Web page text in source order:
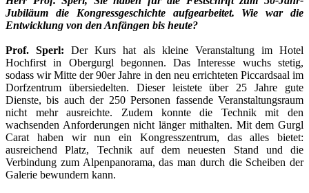
Jubiläum die Kongressgeschichte aufgearbeitet. Wie war die
Entwicklung von den Anfängen bis heute?
Prof. Sperl: Der Kurs hat als kleine Veranstaltung im Hotel
Hochfirst in Obergurgl begonnen. Das Interesse wuchs stetig,
sodass wir Mitte der 90er Jahre in den neu errichteten Piccardsaal im
Dorfzentrum übersiedelten. Dieser leistete über 25 Jahre gute
Dienste, bis auch der 250 Personen fassende Veranstaltungsraum
nicht mehr ausreichte. Zudem konnte die Technik mit den
wachsenden Anforderungen nicht länger mithalten. Mit dem Gurgl
Carat haben wir nun ein Kongresszentrum, das alles bietet:
ausreichend Platz, Technik auf dem neuesten Stand und die
Verbindung zum Alpenpanorama, das man durch die Scheiben der
Galerie bewundern kann.